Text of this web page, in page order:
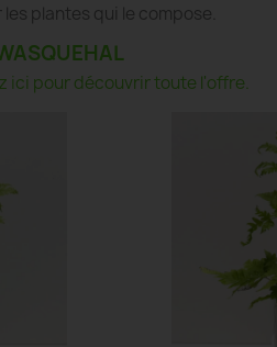
plantes qui le compose.
ici pour découvrir toute l'offre.